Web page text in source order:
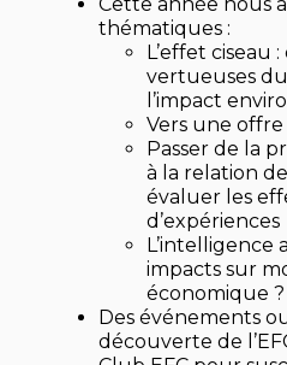
thématiques :
L’effet ciseau
vertueuses
l’impact
Vers une
Passer de la
à la relation
évaluer les
d’expériences
L’intelligence
impacts sur
économique ?
Des événements
découverte de